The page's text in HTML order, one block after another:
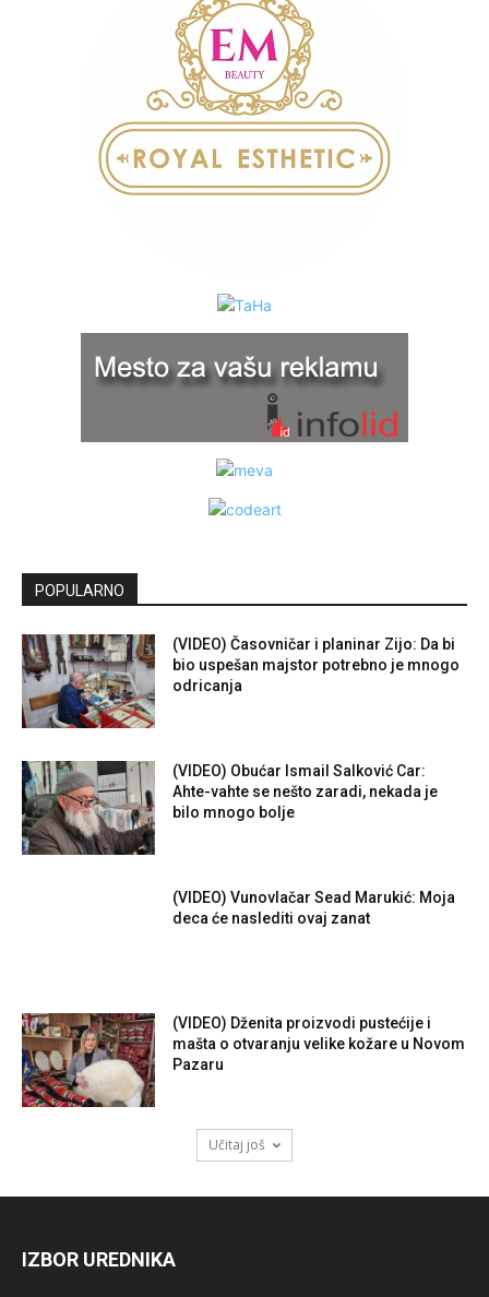
POPULARNO
(VIDEO) Časovničar i planinar Zijo: Da bi
bio uspešan majstor potrebno je mnogo
odricanja
(VIDEO) Obućar Ismail Salković Car:
Ahte-vahte se nešto zaradi, nekada je
bilo mnogo bolje
(VIDEO) Vunovlačar Sead Marukić: Moja
deca će naslediti ovaj zanat
(VIDEO) Dženita proizvodi pustećije i
mašta o otvaranju velike kožare u Novom
Pazaru
Učitaj još
IZBOR UREDNIKA